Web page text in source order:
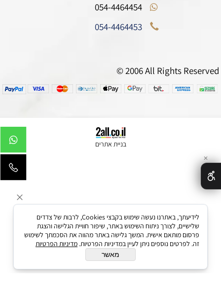
054-4464454
054-4464453
© 2006 All Rights Reserved
בניית אתרים
✕
לידיעתך, באתרנו נעשה שימוש בקבצי Cookies, לרבות של צדדים
שלישיים, לצורך ניתוח השימוש באתר, שיפור חוויית הגלישה והצגת
פרסום מותאם אישית. המשך גלישה באתר מהווה את הסכמתך לשימוש
זה. לפרטים נוספים ניתן לעיין במדיניות הפרטיות. מדיניות הפרטיות
מאשר